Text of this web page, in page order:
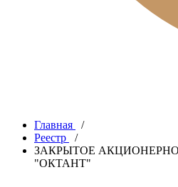
Главная
/
Реестр
/
ЗАКРЫТОЕ
"ОКТАНТ"